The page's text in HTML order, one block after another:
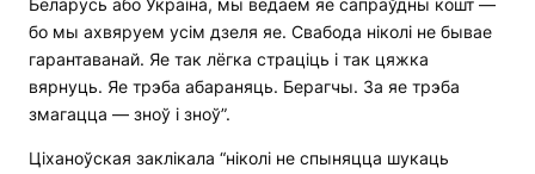
Беларусь або Украіна, мы ведаем яе сапраўдны кошт —
бо мы ахвяруем усім дзеля яе. Свабода ніколі не бывае
гарантаванай. Яе так лёгка страціць і так цяжка
вярнуць. Яе трэба абараняць. Берагчы. За яе трэба
змагацца — зноў і зноў”.
Ціханоўская заклікала “ніколі не спыняцца шукаць